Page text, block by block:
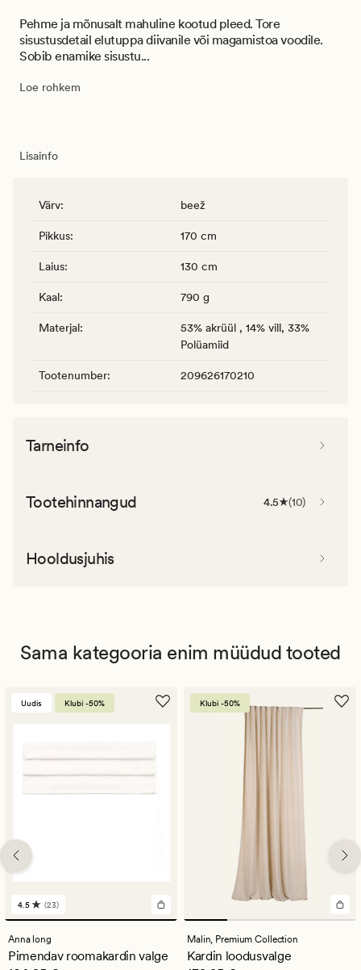
Pehme ja mõnusalt mahuline kootud pleed. Tore
sisustusdetail elutuppa diivanile või magamistoa voodile.
Sobib enamike sisustu...
Loe rohkem
Lisainfo
Värv: beež
Pikkus: 170 cm
Laius: 130 cm
Kaal: 790 g
Materjal:
53% akrüül , 14% vill, 33%
Polüamiid
Tootenumber: 209626170210
Tarneinfo
Tootehinnangud 4.5 (10)
Hooldusjuhis
Sama kategooria enim müüdud tooted
Uudis Klubi -50%
23
arvustust
keskmise
hinnanguga
4.5
4.5 (23)
Anna long
Pimendav roomakardin valge
Klubi -50%
Malin, Premium Collection
Kardin loodusvalge